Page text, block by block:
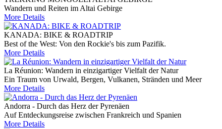
Wandern und Reiten im Altai Gebirge
More Details
KANADA: BIKE & ROADTRIP
Best of the West: Von den Rockie's bis zum Pazifik.
More Details
La Réunion: Wandern in einzigartiger Vielfalt der Natur
Ein Traum von Urwald, Bergen, Vulkanen, Stränden und Meer
More Details
Andorra - Durch das Herz der Pyrenäen
Auf Entdeckungsreise zwischen Frankreich und Spanien
More Details